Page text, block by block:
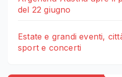
del 22 giugno
Estate e grandi eventi,
sport e concerti